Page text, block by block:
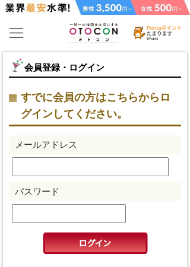
会員登録・ログイン
すでに会員の方はこちらからロ
グインしてください。
メールアドレス
パスワード